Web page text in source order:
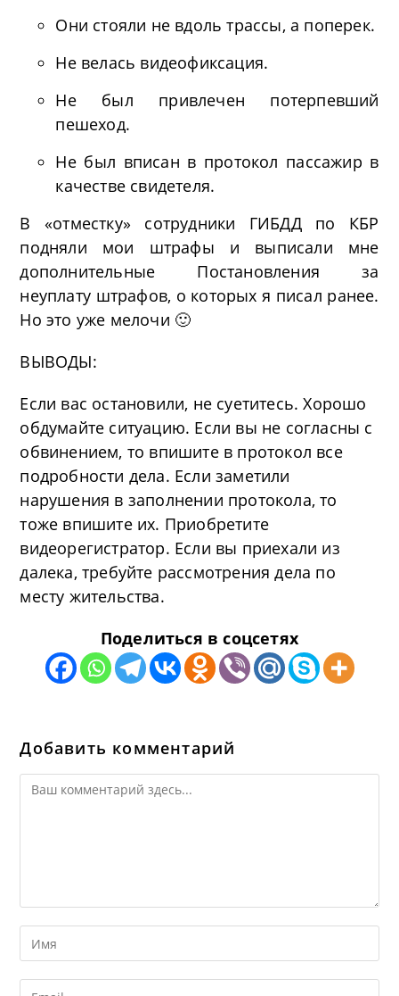
Они стояли не вдоль трассы, а поперек.
Не велась видеофиксация.
Не был привлечен потерпевший
пешеход.
Не был вписан в протокол пассажир в
качестве свидетеля.
В «отместку» сотрудники ГИБДД по КБР
подняли мои штрафы и выписали мне
дополнительные Постановления за
неуплату штрафов, о которых я писал ранее.
Но это уже мелочи 🙂
ВЫВОДЫ:
Если вас остановили, не суетитесь. Хорошо
обдумайте ситуацию. Если вы не согласны с
обвинением, то впишите в протокол все
подробности дела. Если заметили
нарушения в заполнении протокола, то
тоже впишите их. Приобретите
видеорегистратор. Если вы приехали из
далека, требуйте рассмотрения дела по
месту жительства.
Поделиться в соцсетях
Добавить комментарий